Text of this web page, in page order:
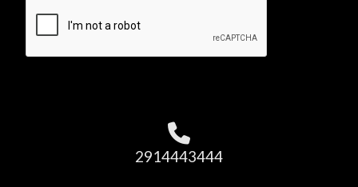
2914443444